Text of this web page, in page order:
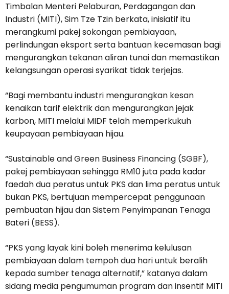
Timbalan Menteri Pelaburan, Perdagangan dan
Industri (MITI), Sim Tze Tzin berkata, inisiatif itu
merangkumi pakej sokongan pembiayaan,
perlindungan eksport serta bantuan kecemasan bagi
mengurangkan tekanan aliran tunai dan memastikan
kelangsungan operasi syarikat tidak terjejas.
“Bagi membantu industri mengurangkan kesan
kenaikan tarif elektrik dan mengurangkan jejak
karbon, MITI melalui MIDF telah memperkukuh
keupayaan pembiayaan hijau.
“Sustainable and Green Business Financing (SGBF),
pakej pembiayaan sehingga RM10 juta pada kadar
faedah dua peratus untuk PKS dan lima peratus untuk
bukan PKS, bertujuan mempercepat penggunaan
pembuatan hijau dan Sistem Penyimpanan Tenaga
Bateri (BESS).
“PKS yang layak kini boleh menerima kelulusan
pembiayaan dalam tempoh dua hari untuk beralih
kepada sumber tenaga alternatif,” katanya dalam
sidang media pengumuman program dan insentif MITI